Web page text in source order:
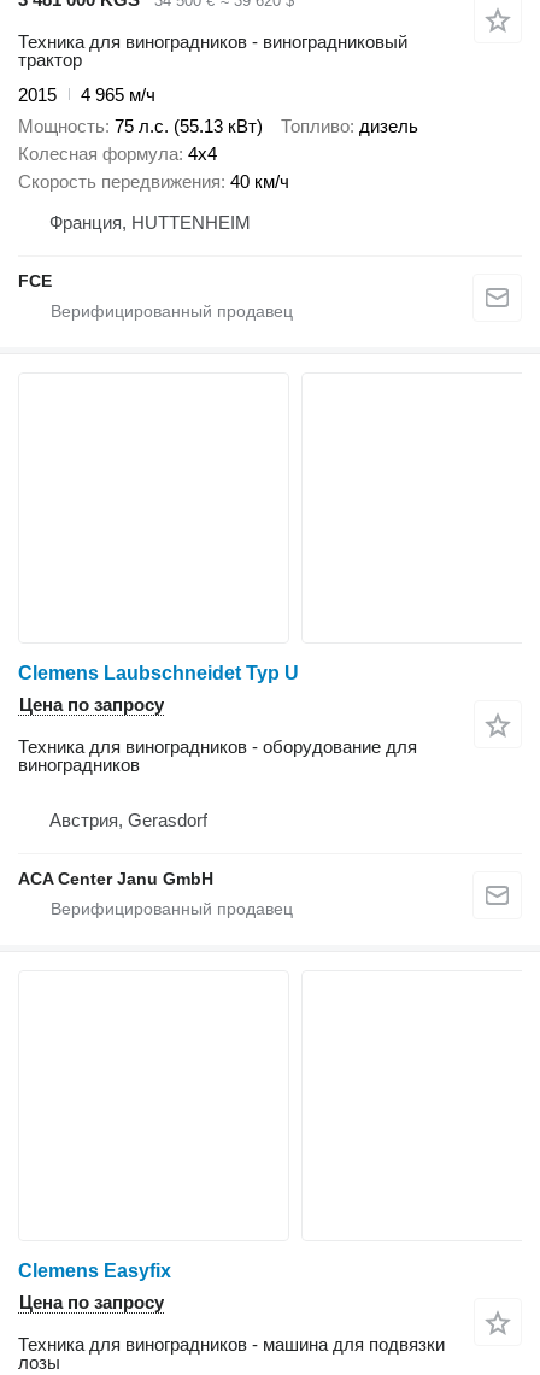
Техника для виноградников - виноградниковый
трактор
2015
4 965 м/ч
Мощность 75 л.с. (55.13 кВт) Топливо дизель
Колесная формула 4x4
Скорость передвижения 40 км/ч
Франция, HUTTENHEIM
FCE
Clemens Laubschneidet Typ U
Цена по запросу
Техника для виноградников - оборудование для
виноградников
Австрия, Gerasdorf
ACA Center Janu GmbH
Clemens Easyfix
Цена по запросу
Техника для виноградников - машина для подвязки
лозы